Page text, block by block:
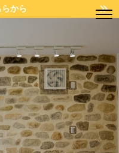
から